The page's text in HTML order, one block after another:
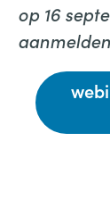
op 16